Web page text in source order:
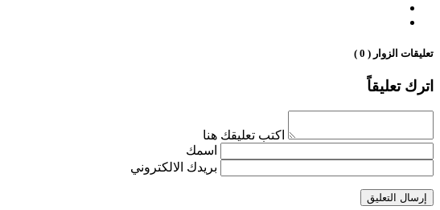
تعليقات الزوار ( 0 )
اترك تعليقاً
اكتب تعليقك هنا
اسمك
بريدك الالكتروني